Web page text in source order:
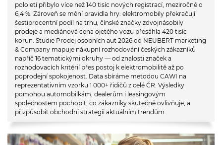
pololetí přibylo více než 140 tisíc nových registrací, meziročně o
6,4 %. Zároveň se mění pravidla hry: elektromobily překračují
šestiprocentní podíl na trhu, čínské značky zdvojnásobily
prodeje a mediánová cena ojetého vozu přesáhla 420 tisíc
korun. Studie Prodej osobních aut 2026 od NEUBERT marketing
& Company mapuje nákupní rozhodování českých zákazníků
napříč 16 tematickými okruhy — od znalosti značek a
rozhodovacích kritérií přes postoj k elektromobilitě až po
poprodejní spokojenost. Data sbíráme metodou CAWI na
reprezentativním vzorku 1 000+ řidičů z celé ČR. Výsledky
pomohou automobilkám, dealerům i leasingovým
společnostem pochopit, co zákazníky skutečně ovlivňuje, a
přizpůsobit obchodní strategii aktuálním trendům.